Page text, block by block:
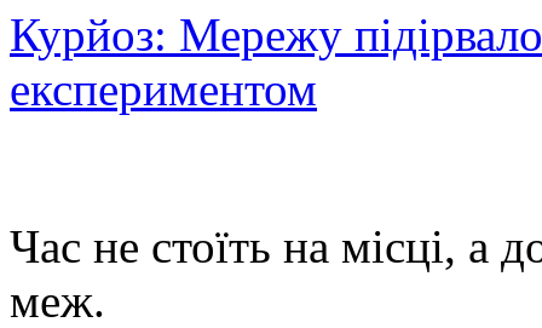
Курйоз: Мережу
експериментом
Час не стоїть на місці, а
меж.